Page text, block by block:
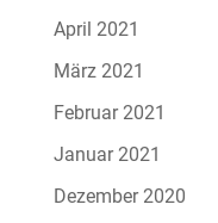
April 2021
März 2021
Februar 2021
Januar 2021
Dezember 2020